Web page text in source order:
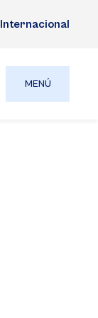
Internacional
MENÚ